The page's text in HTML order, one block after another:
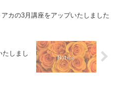
アカの3月講座をアップいたしました
たしまし